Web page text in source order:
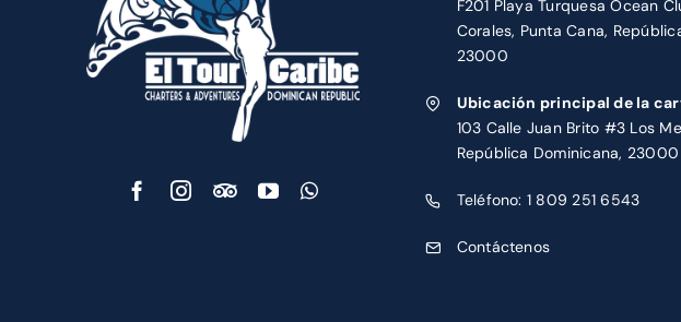
F201 Playa Turquesa Ocean
Corales, Punta Cana,
23000
Ubicación principal de la
103 Calle Juan Brito #3 Los
República Dominicana, 23000
Teléfono: 1 809 251 6543
Contáctenos